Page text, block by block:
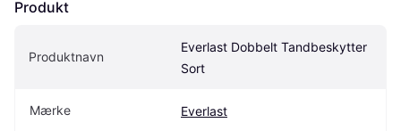
Produkt
Produktnavn
Everlast Dobbelt Tandbeskytter
Sort
Mærke Everlast